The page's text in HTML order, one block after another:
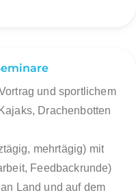
und sportlichem
Drachenbotten
mehrtägig) mit
Feedbackrunde)
Land und auf dem